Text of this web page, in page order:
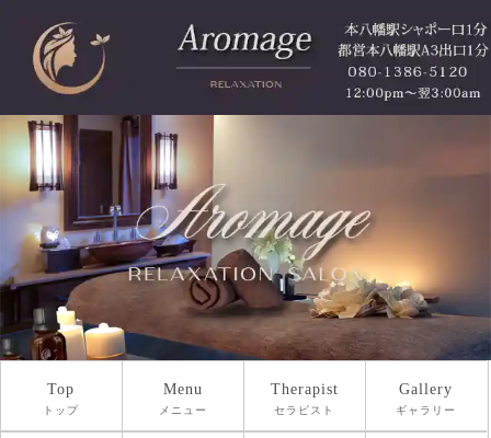
Top
トップ
Menu
メニュー
Therapist
セラピスト
Gallery
ギャラリー